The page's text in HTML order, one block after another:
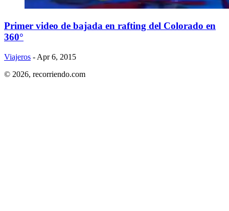
Primer video de bajada en rafting del Colorado en
360°
Viajeros - Apr 6, 2015
© 2026, recorriendo.com